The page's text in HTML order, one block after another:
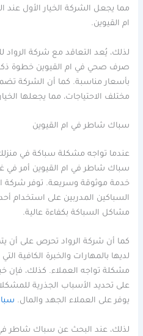
مما يجعل الشركة الخيار الأول
ام القيوين.
لذلك، يُعد التعاقد مع شركة
صرف صحي في ام القيوين خطوة
بأسعار مناسبة. كما أن الشركة
مختلف الاحتياجات، مما يجعلها
سباك شاطر في ام القيوين
عندما تواجه مشكلة سباكة في
سباك شاطر في ام القيوين أمر في
خدمة موثوقة وسريعة. توفر شركة
السباكين المدربين على استخدام
مشاكل السباكة بكفاءة عالية.
كما أن شركة الرواد تحرص على أن
لديها بالمهارات والخبرة الكافية
مشكلة تواجه العملاء. كذلك، فإن
على تحديد الأسباب الجذرية
يوفر على العملاء الجهد والمال.
لذلك، عند البحث عن سباك شاطر